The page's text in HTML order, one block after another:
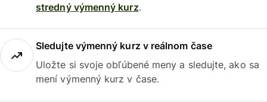
stredný výmenný kurz.
Sledujte výmenný kurz v reálnom čase
Uložte si svoje obľúbené meny a sledujte, ako sa
mení výmenný kurz v čase.